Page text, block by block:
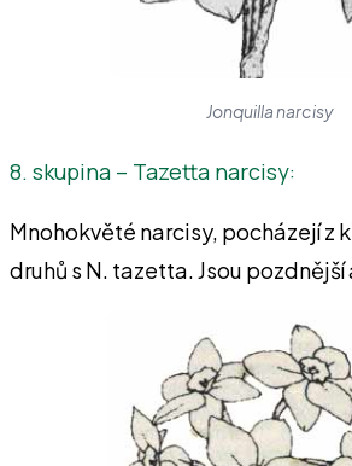
Jonquilla narcisy
8. skupina – Tazetta narcisy:
Mnohokvěté narcisy, pocházejí z
druhů s N. tazetta. Jsou pozdnější